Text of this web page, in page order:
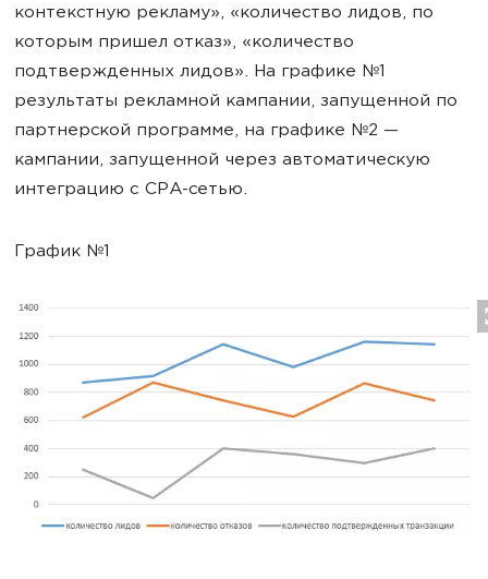
контекстную рекламу», «количество лидов, по
которым пришел отказ», «количество
подтвержденных лидов». На графике №1
результаты рекламной кампании, запущенной по
партнерской программе, на графике №2 —
кампании, запущенной через автоматическую
интеграцию с CPA-сетью.
График №1